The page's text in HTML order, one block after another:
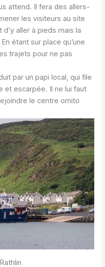
attend. Il fera des allers-
les visiteurs au site
aller à pieds mais la
étant sur place qu’une
trajets pour ne pas
par un papi local, qui file
et escarpée. Il ne lui faut
le centre ornito